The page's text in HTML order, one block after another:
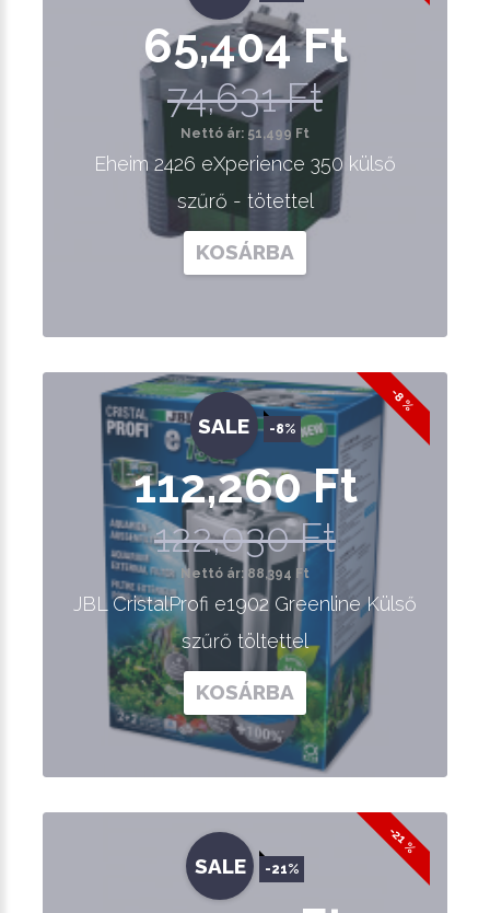
65,404 Ft
74,631 Ft
Nettó ár: 51,499 Ft
Eheim 2426 eXperience 350 külső
szűrő - tötettel
KOSÁRBA
-8 %
SALE -8%
112,260 Ft
122,030 Ft
Nettó ár: 88,394 Ft
JBL CristalProfi e1902 Greenline Külső
szűrő töltettel
KOSÁRBA
-21 %
SALE -21%